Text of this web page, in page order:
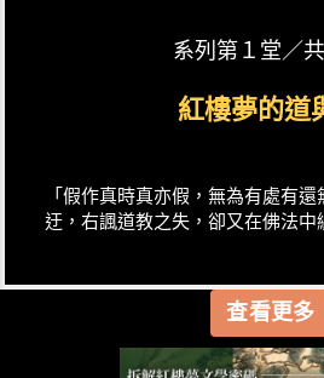
系列第１堂／
紅樓夢的道
「假作真時真亦假，無為有處有
迂，右諷道教之失，卻又在佛法中
查看更多